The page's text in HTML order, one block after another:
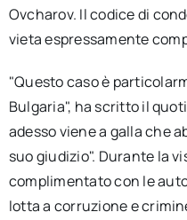
Ovcharov. Il codice di
vieta espressamente
"Questo caso è
Bulgaria", ha scritto il
adesso viene a galla che
suo giudizio". Durante la
complimentato con le
lotta a corruzione e